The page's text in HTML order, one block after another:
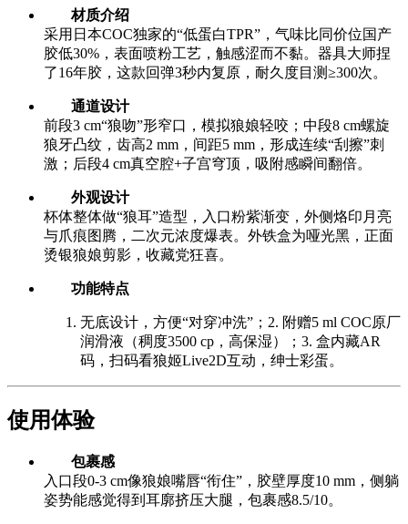
材质介绍
采用日本COC独家的“低蛋白TPR”，气味比同价位国产
胶低30%，表面喷粉工艺，触感涩而不黏。器具大师捏
了16年胶，这款回弹3秒内复原，耐久度目测≥300次。
通道设计
前段3 cm“狼吻”形窄口，模拟狼娘轻咬；中段8 cm螺旋
狼牙凸纹，齿高2 mm，间距5 mm，形成连续“刮擦”刺
激；后段4 cm真空腔+子宫穹顶，吸附感瞬间翻倍。
外观设计
杯体整体做“狼耳”造型，入口粉紫渐变，外侧烙印月亮
与爪痕图腾，二次元浓度爆表。外铁盒为哑光黑，正面
烫银狼娘剪影，收藏党狂喜。
功能特点
无底设计，方便“对穿冲洗”；2. 附赠5 ml COC原厂
润滑液（稠度3500 cp，高保湿）；3. 盒内藏AR
码，扫码看狼姬Live2D互动，绅士彩蛋。
使用体验
包裹感
入口段0-3 cm像狼娘嘴唇“衔住”，胶壁厚度10 mm，侧躺
姿势能感觉得到耳廓挤压大腿，包裹感8.5/10。